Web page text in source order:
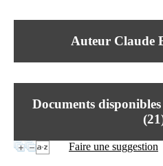
Auteur Claude
Documents
(21
Faire une suggestion
n
o
i
e
t